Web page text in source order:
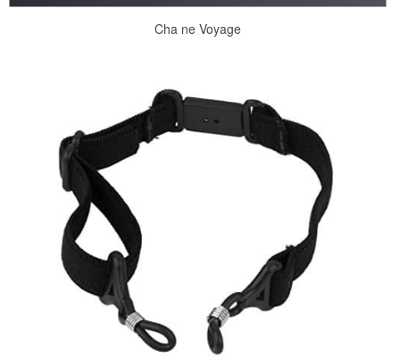
Cha ne Voyage